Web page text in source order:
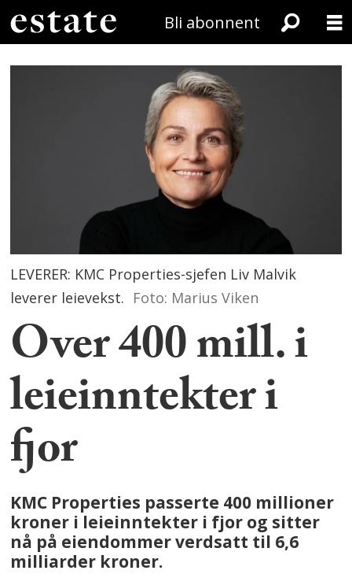
Bli abonnent
LEVERER: KMC Properties-sjefen Liv Malvik
leverer leievekst. Foto: Marius Viken
Over 400 mill. i
leieinntekter i
fjor
KMC Properties passerte 400 millioner
kroner i leieinntekter i fjor og sitter
nå på eiendommer verdsatt til 6,6
milliarder kroner.